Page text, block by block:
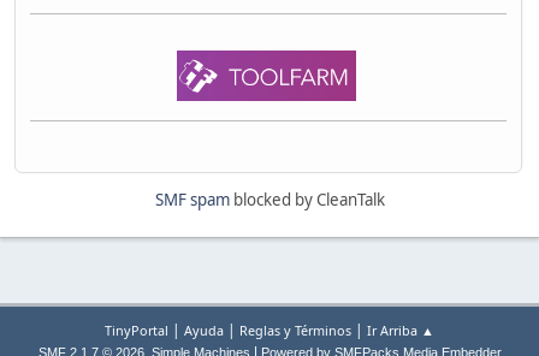
SMF spamblocked by CleanTalk
TinyPortal | Ayuda | Reglas y Términos | Ir Arriba ▲
SMF 2.1.7 © 2026, Simple Machines Powered by SMFPacks Media Embedder